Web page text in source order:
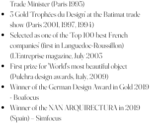
Trade Minister (Paris 1995)
3 Gold ‘Trophées du Design’ at the Batimat trade
show (Paris 2001, 1997, 1994)
Selected as one of the ‘Top 100 best French
companies’ (first in Languedoc-Roussillon)
(L’Entreprise magazine, July 2003
First prize for 'World's most beautiful object
(Pulchra design awards, Italy, 2009)
Winner of the German Design Award in Gold 2019
- Boafocus
Winner of the NAN ARQUIRECTURA in 2019
(Spain) – Simfocus